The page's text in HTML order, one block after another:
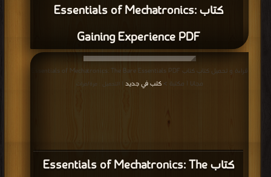
كتاب Essentials of Mechatronics:
Gaining Experience PDF
كتاب Essentials of Mechatronics: The
قراءة و تحميل كتاب كتاب Essentials of Mechatronics: The Bare Essentials PDF
مجانا | مكتبة >كتب في جديد | التحميل : مرة/مرات